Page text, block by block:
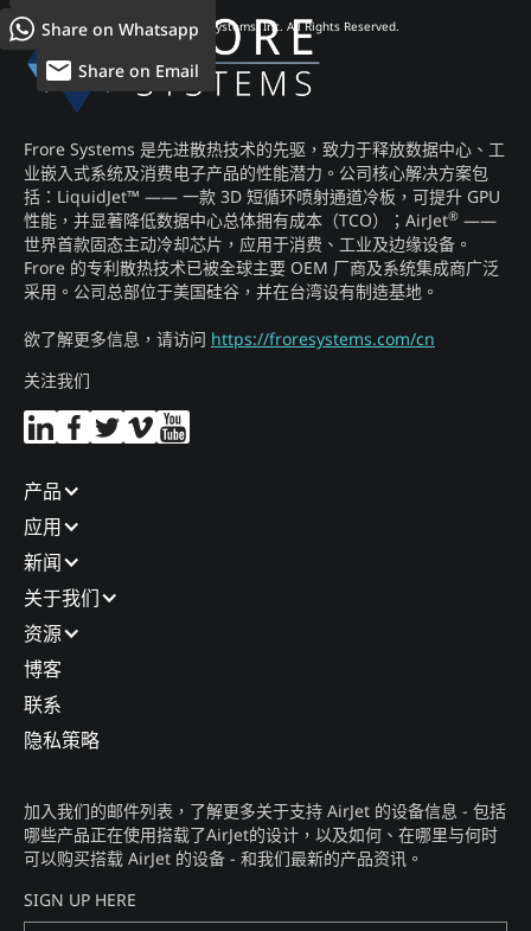
Share on Whatsapp
Share on Email
Frore Systems 是先进散热技术的先驱，致力于释放数据中心、工
业嵌入式系统及消费电子产品的性能潜力。公司核心解决方案包
括：LiquidJet™ —— 一款 3D 短循环喷射通道冷板，可提升 GPU
性能，并显著降低数据中心总体拥有成本（TCO）；AirJet® ——
世界首款固态主动冷却芯片，应用于消费、工业及边缘设备。
Frore 的专利散热技术已被全球主要 OEM 厂商及系统集成商广泛
采用。公司总部位于美国硅谷，并在台湾设有制造基地。
欲了解更多信息，请访问 https://froresystems.com/cn
关注我们
产品​
应用​
新闻​
关于我们​
资源
博客​
联系​
隐私策略​
加入我们的邮件列表，了解更多关于支持 AirJet 的设备信息 - 包括
哪些产品正在使用搭载了AirJet的设计，以及如何、在哪里与何时
可以购买搭载 AirJet 的设备 - 和我们最新的产品资讯。​
SIGN UP HERE
© 2026 Frore Systems, Inc. All Rights Reserved.